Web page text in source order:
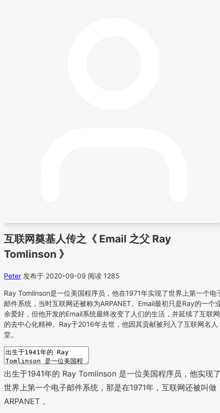
互联网奠基人传之《 Email 之父 Ray
Tomlinson 》
Peter 发布于 2020-09-09 阅读 1285
Ray Tomlinson是一位美国程序员，他在1971年实现了世界上第一个电
邮件系统，当时互联网还被称为ARPANET。Email最初只是Ray的一个
余爱好，但他开发的Email系统最终改变了人们的生活，并延续了互联网
的去中心化精神。Ray于2016年去世，他因其贡献被列入了互联网名人
堂。
出生于1941年的 Ray Tomlinson 是一位美国程序员，他实现
世界上第一个电子邮件系统，那是在1971年，互联网还被叫做
ARPANET 。